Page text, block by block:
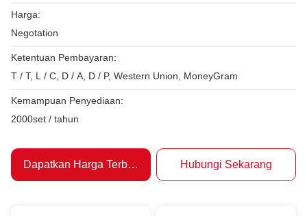
Harga:
Negotation
Ketentuan Pembayaran:
T / T, L / C, D / A, D / P, Western Union, MoneyGram
Kemampuan Penyediaan:
2000set / tahun
Dapatkan Harga Terbaik Hubungi Sekarang